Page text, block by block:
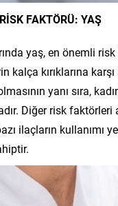
FAKTÖRÜ: YAŞ
yaş, en önemli
kalça kırıklarına
yanı sıra,
Diğer risk faktörleri
ilaçların kullanımı